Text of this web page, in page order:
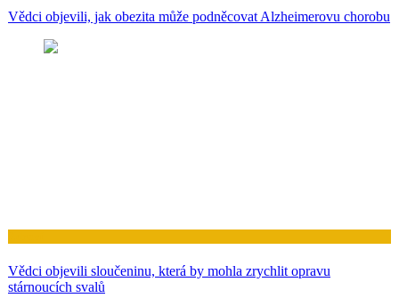
Vědci objevili, jak obezita může podněcovat Alzheimerovu chorobu
Vědci objevili sloučeninu, která by mohla zrychlit opravu
stárnoucích svalů